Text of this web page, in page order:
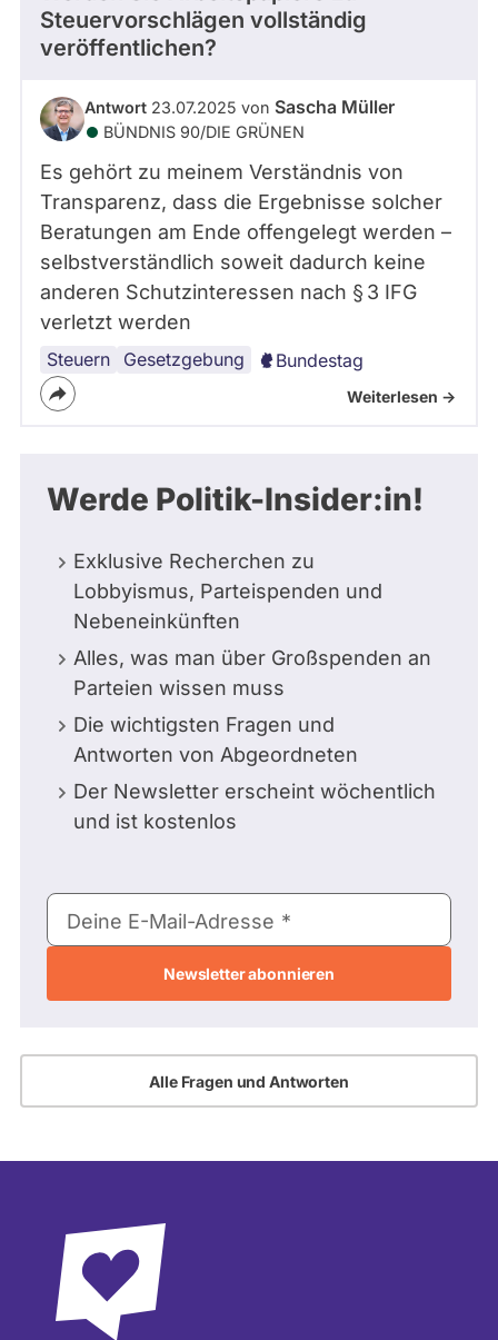
Steuervorschlägen vollständig
veröffentlichen?
Antwort 23.07.2025 von Sascha Müller
BÜNDNIS 90/­DIE GRÜNEN
Es gehört zu meinem Verständnis von
Transparenz, dass die Ergebnisse solcher
Beratungen am Ende offengelegt werden –
selbstverständlich soweit dadurch keine
anderen Schutzinteressen nach § 3 IFG
verletzt werden
Steuern Gesetzgebung
Transparenz Bundestag
Weiterlesen ->
Werde Politik-Insider:in!
Exklusive Recherchen zu
Lobbyismus, Parteispenden und
Nebeneinkünften
Alles, was man über Großspenden an
Parteien wissen muss
Die wichtigsten Fragen und
Antworten von Abgeordneten
Der Newsletter erscheint wöchentlich
und ist kostenlos
E-
Mail-
Deine E-Mail-Adresse
Alle Fragen und Antworten